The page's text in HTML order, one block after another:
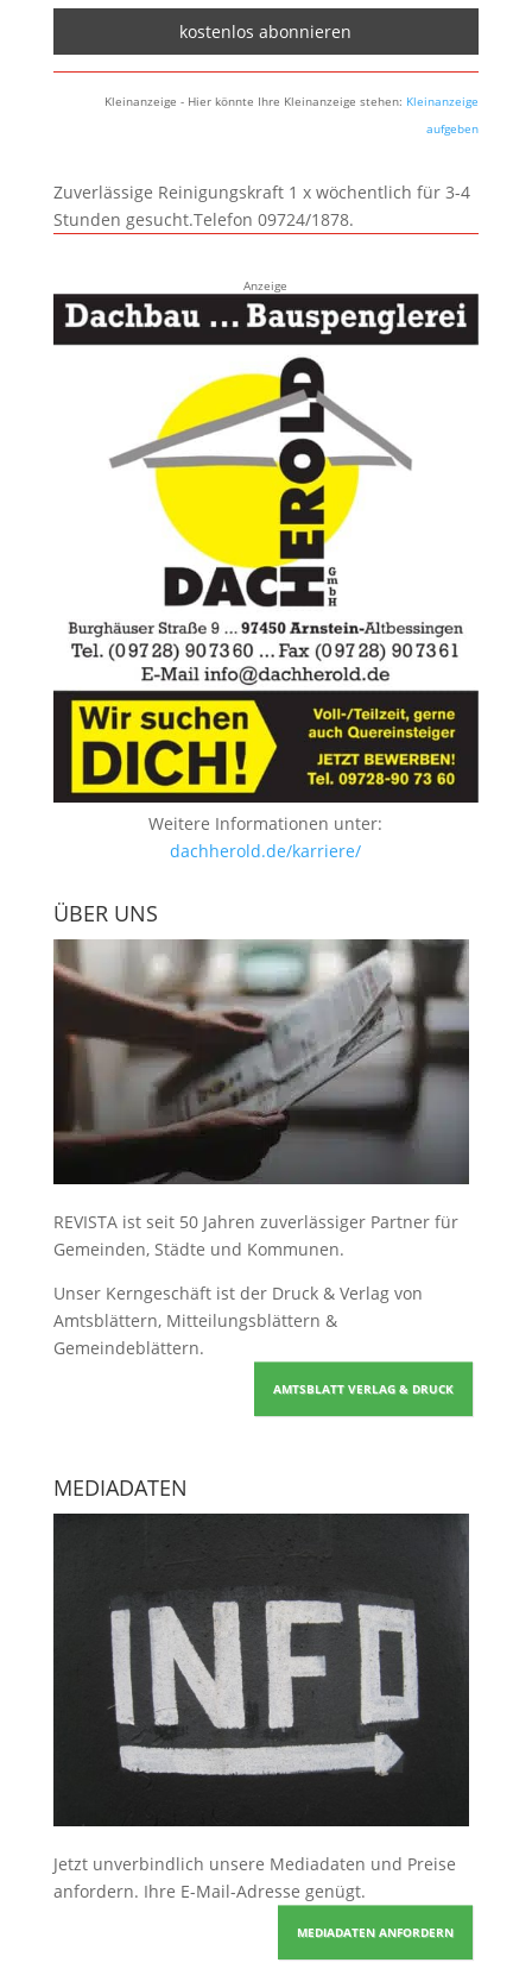
Kleinanzeige - Hier könnte Ihre Kleinanzeige stehen: Kleinanzeige
aufgeben
Zuverlässige Reinigungskraft 1 x wöchentlich für 3-4
Stunden gesucht.Telefon 09724/1878.
Anzeige
Weitere Informationen unter:
dachherold.de/karriere/
ÜBER UNS
REVISTA ist seit 50 Jahren zuverlässiger Partner für
Gemeinden, Städte und Kommunen.
Unser Kerngeschäft ist der Druck & Verlag von
Amtsblättern, Mitteilungsblättern &
Gemeindeblättern.
AMTSBLATT VERLAG & DRUCK
MEDIADATEN
Jetzt unverbindlich unsere Mediadaten und Preise
anfordern. Ihre E-Mail-Adresse genügt.
MEDIADATEN ANFORDERN